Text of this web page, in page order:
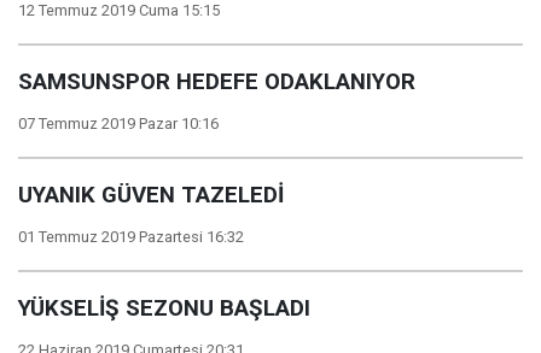
12 Temmuz 2019 Cuma 15:15
SAMSUNSPOR HEDEFE ODAKLANIYOR
07 Temmuz 2019 Pazar 10:16
UYANIK GÜVEN TAZELEDİ
01 Temmuz 2019 Pazartesi 16:32
YÜKSELİŞ SEZONU BAŞLADI